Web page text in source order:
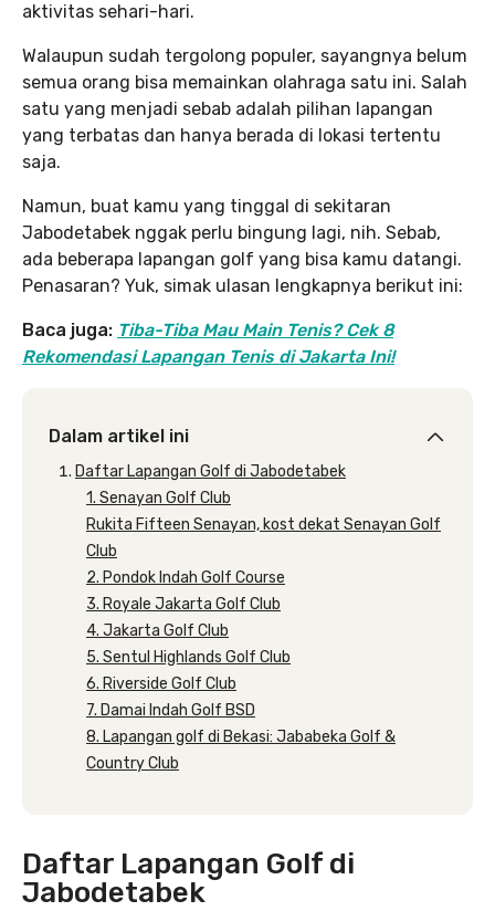
aktivitas sehari-hari.
Walaupun sudah tergolong populer, sayangnya belum
semua orang bisa memainkan olahraga satu ini. Salah
satu yang menjadi sebab adalah pilihan lapangan
yang terbatas dan hanya berada di lokasi tertentu
saja.
Namun, buat kamu yang tinggal di sekitaran
Jabodetabek nggak perlu bingung lagi, nih. Sebab,
ada beberapa lapangan golf yang bisa kamu datangi.
Penasaran? Yuk, simak ulasan lengkapnya berikut ini:
Baca juga: Tiba-Tiba Mau Main Tenis? Cek 8
Rekomendasi Lapangan Tenis di Jakarta Ini!
Dalam artikel ini
Daftar Lapangan Golf di Jabodetabek
1. Senayan Golf Club
Rukita Fifteen Senayan, kost dekat Senayan Golf
Club
2. Pondok Indah Golf Course
3. Royale Jakarta Golf Club
4. Jakarta Golf Club
5. Sentul Highlands Golf Club
6. Riverside Golf Club
7. Damai Indah Golf BSD
8. Lapangan golf di Bekasi: Jababeka Golf &
Country Club
Daftar Lapangan Golf di
Jabodetabek